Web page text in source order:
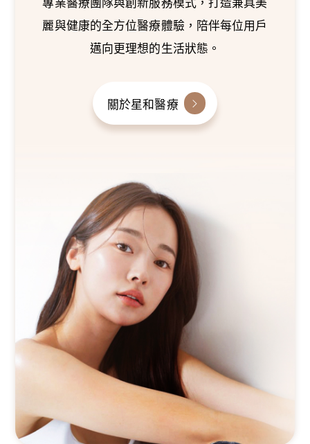
專業醫療團隊與創新服務模式，打造兼具美
麗與健康的全方位醫療體驗，陪伴每位用戶
邁向更理想的生活狀態。
關於星和醫療